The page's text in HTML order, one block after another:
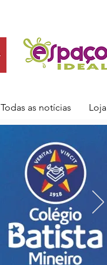
Todas as notícias Loja